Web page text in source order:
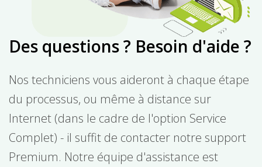
Des questions ? Besoin d'aide ?
Nos techniciens vous aideront à chaque étape
du processus, ou même à distance sur
Internet (dans le cadre de l'option Service
Complet) - il suffit de contacter notre support
Premium. Notre équipe d'assistance est